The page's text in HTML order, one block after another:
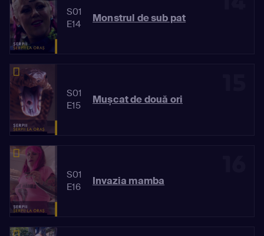
S01
E14
Monstrul de sub pat
S01
E15
Mușcat de două ori
S01
E16
Invazia mamba